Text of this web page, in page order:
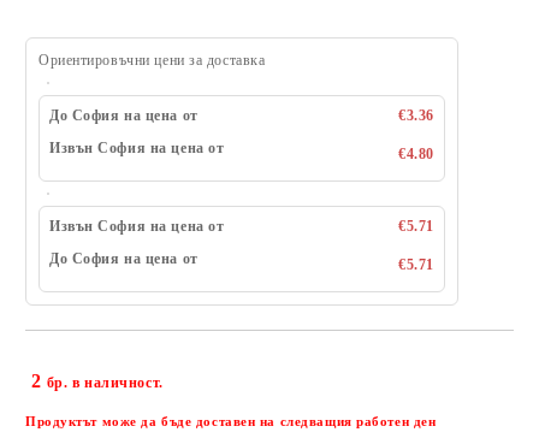
Ориентировъчни цени за доставка
До София на цена от
€3.36
Извън София на цена от
€4.80
Извън София на цена от
€5.71
До София на цена от
€5.71
2 бр. в наличност.
Продуктът може да бъде доставен на следващия работен ден